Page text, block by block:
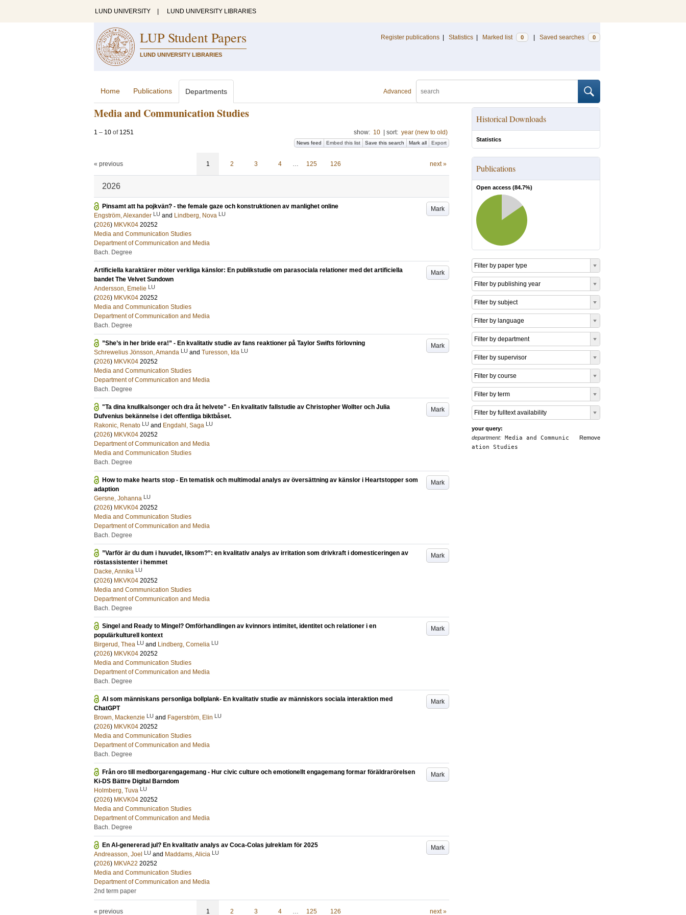
LUND UNIVERSITY LUND UNIVERSITY LIBRARIES
LUP Student Papers
LUND UNIVERSITY LIBRARIES
Register publications Statistics Marked list 0 Saved searches 0
Advanced
Home Publications Departments
Media and Communication Studies
1 – 10 of 1251 show: 10 sort: year (new to old)
News feed Embed this list Save this search Mark all Export
« previous 1 2 3 4 … 125 126 next »
2026
Mark
Pinsamt att ha pojkvän? - the female gaze och konstruktionen av manlighet online
Engström, Alexander LU and Lindberg, Nova LU
(2026) MKVK04 20252
Media and Communication Studies
Department of Communication and Media
Bach. Degree
Mark
Artificiella karaktärer möter verkliga känslor: En publikstudie om parasociala relationer med det artificiella
bandet The Velvet Sundown
Andersson, Emelie LU
(2026) MKVK04 20252
Media and Communication Studies
Department of Communication and Media
Bach. Degree
Mark
”She’s in her bride era!” - En kvalitativ studie av fans reaktioner på Taylor Swifts förlovning
Schrewelius Jönsson, Amanda LU and Turesson, Ida LU
(2026) MKVK04 20252
Media and Communication Studies
Department of Communication and Media
Bach. Degree
Mark
"Ta dina knullkalsonger och dra åt helvete" - En kvalitativ fallstudie av Christopher Wollter och Julia
Dufvenius bekännelse i det offentliga biktbåset.
Rakonic, Renato LU and Engdahl, Saga LU
(2026) MKVK04 20252
Department of Communication and Media
Media and Communication Studies
Bach. Degree
Mark
How to make hearts stop - En tematisk och multimodal analys av översättning av känslor i Heartstopper som
adaption
Gersne, Johanna LU
(2026) MKVK04 20252
Media and Communication Studies
Department of Communication and Media
Bach. Degree
Mark
”Varför är du dum i huvudet, liksom?”: en kvalitativ analys av irritation som drivkraft i domesticeringen av
röstassistenter i hemmet
Dacke, Annika LU
(2026) MKVK04 20252
Media and Communication Studies
Department of Communication and Media
Bach. Degree
Mark
Singel and Ready to Mingel? Omförhandlingen av kvinnors intimitet, identitet och relationer i en
populärkulturell kontext
Birgerud, Thea LU and Lindberg, Cornelia LU
(2026) MKVK04 20252
Media and Communication Studies
Department of Communication and Media
Bach. Degree
Mark
AI som människans personliga bollplank- En kvalitativ studie av människors sociala interaktion med
ChatGPT
Brown, Mackenzie LU and Fagerström, Elin LU
(2026) MKVK04 20252
Media and Communication Studies
Department of Communication and Media
Bach. Degree
Mark
Från oro till medborgarengagemang - Hur civic culture och emotionellt engagemang formar föräldrarörelsen
Ki-DS Bättre Digital Barndom
Holmberg, Tuva LU
(2026) MKVK04 20252
Media and Communication Studies
Department of Communication and Media
Bach. Degree
Mark
En AI-genererad jul? En kvalitativ analys av Coca-Colas julreklam för 2025
Andreasson, Joel LU and Maddams, Alicia LU
(2026) MKVA22 20252
Media and Communication Studies
Department of Communication and Media
2nd term paper
« previous 1 2 3 4 … 125 126 next »
Historical Downloads
Statistics
Publications
Open access (84.7%)
Filter by paper type
Filter by publishing year
Filter by subject
Filter by language
Filter by department
Filter by supervisor
Filter by course
Filter by term
Filter by fulltext availability
your query:
Remove
department: Media and Communic
ation Studies